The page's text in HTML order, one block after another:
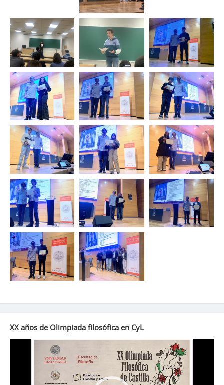
XX años de Olimpiada filosófica en CyL
Reproductor